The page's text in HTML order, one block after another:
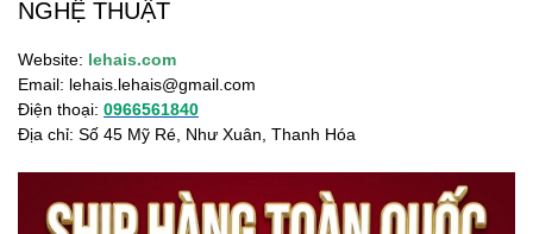
NGHỆ THUẬT
Website: lehais.com
Email: lehais.lehais@gmail.com
Điện thoại: 0966561840
Địa chỉ: Số 45 Mỹ Ré, Như Xuân, Thanh Hóa